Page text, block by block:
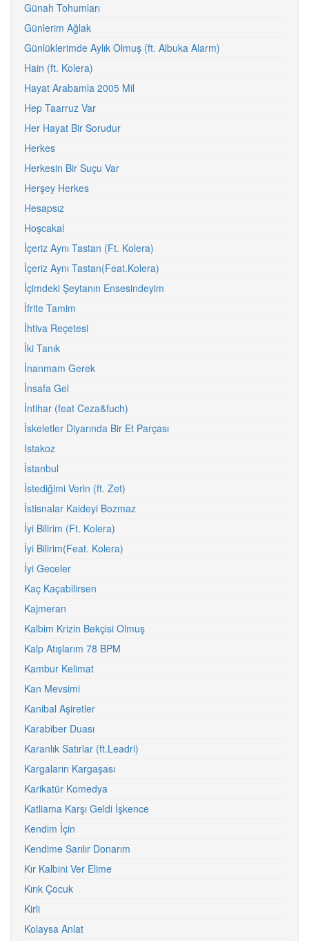
Günah Tohumları
Günlerim Ağlak
Günlüklerimde Aylık Olmuş (ft. Albuka Alarm)
Hain (ft. Kolera)
Hayat Arabamla 2005 Mil
Hep Taarruz Var
Her Hayat Bir Sorudur
Herkes
Herkesin Bir Suçu Var
Herşey Herkes
Hesapsız
Hoşcakal
İçeriz Aynı Tastan (Ft. Kolera)
İçeriz Aynı Tastan(Feat.Kolera)
İçimdeki Şeytanın Ensesindeyim
İfrite Tamim
İhtiva Reçetesi
İki Tanık
İnanmam Gerek
İnsafa Gel
İntihar (feat Ceza&fuch)
İskeletler Diyarında Bir Et Parçası
Istakoz
İstanbul
İstediğimi Verin (ft. Zet)
İstisnalar Kaideyi Bozmaz
İyi Bilirim (Ft. Kolera)
İyi Bilirim(Feat. Kolera)
İyi Geceler
Kaç Kaçabilirsen
Kajmeran
Kalbim Krizin Bekçisi Olmuş
Kalp Atışlarım 78 BPM
Kambur Kelimat
Kan Mevsimi
Kanibal Aşiretler
Karabiber Duası
Karanlık Satırlar (ft.Leadri)
Kargaların Kargaşası
Karikatür Komedya
Katliama Karşı Geldi İşkence
Kendim İçin
Kendime Sarılır Donarım
Kır Kalbini Ver Elime
Kırık Çocuk
Kirli
Kolaysa Anlat